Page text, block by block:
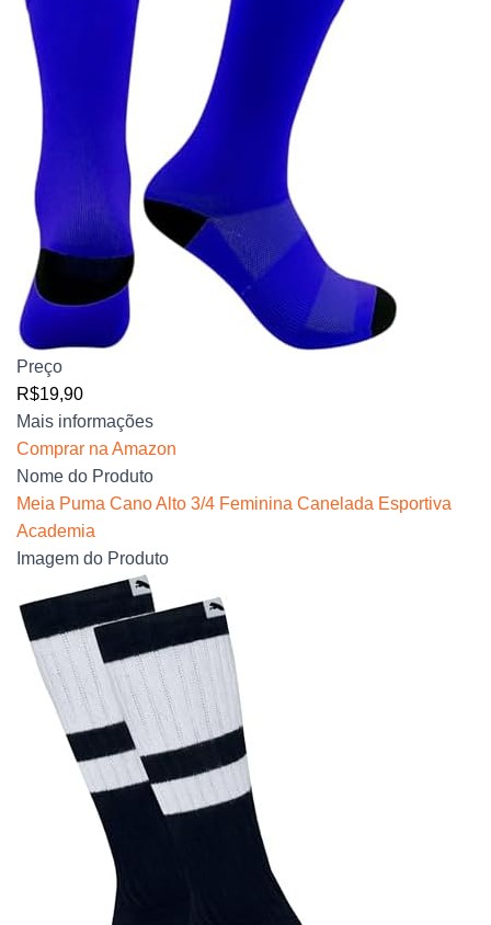
Preço
R$19,90
Mais informações
Comprar na Amazon
Nome do Produto
Meia Puma Cano Alto 3/4 Feminina Canelada Esportiva
Academia
Imagem do Produto